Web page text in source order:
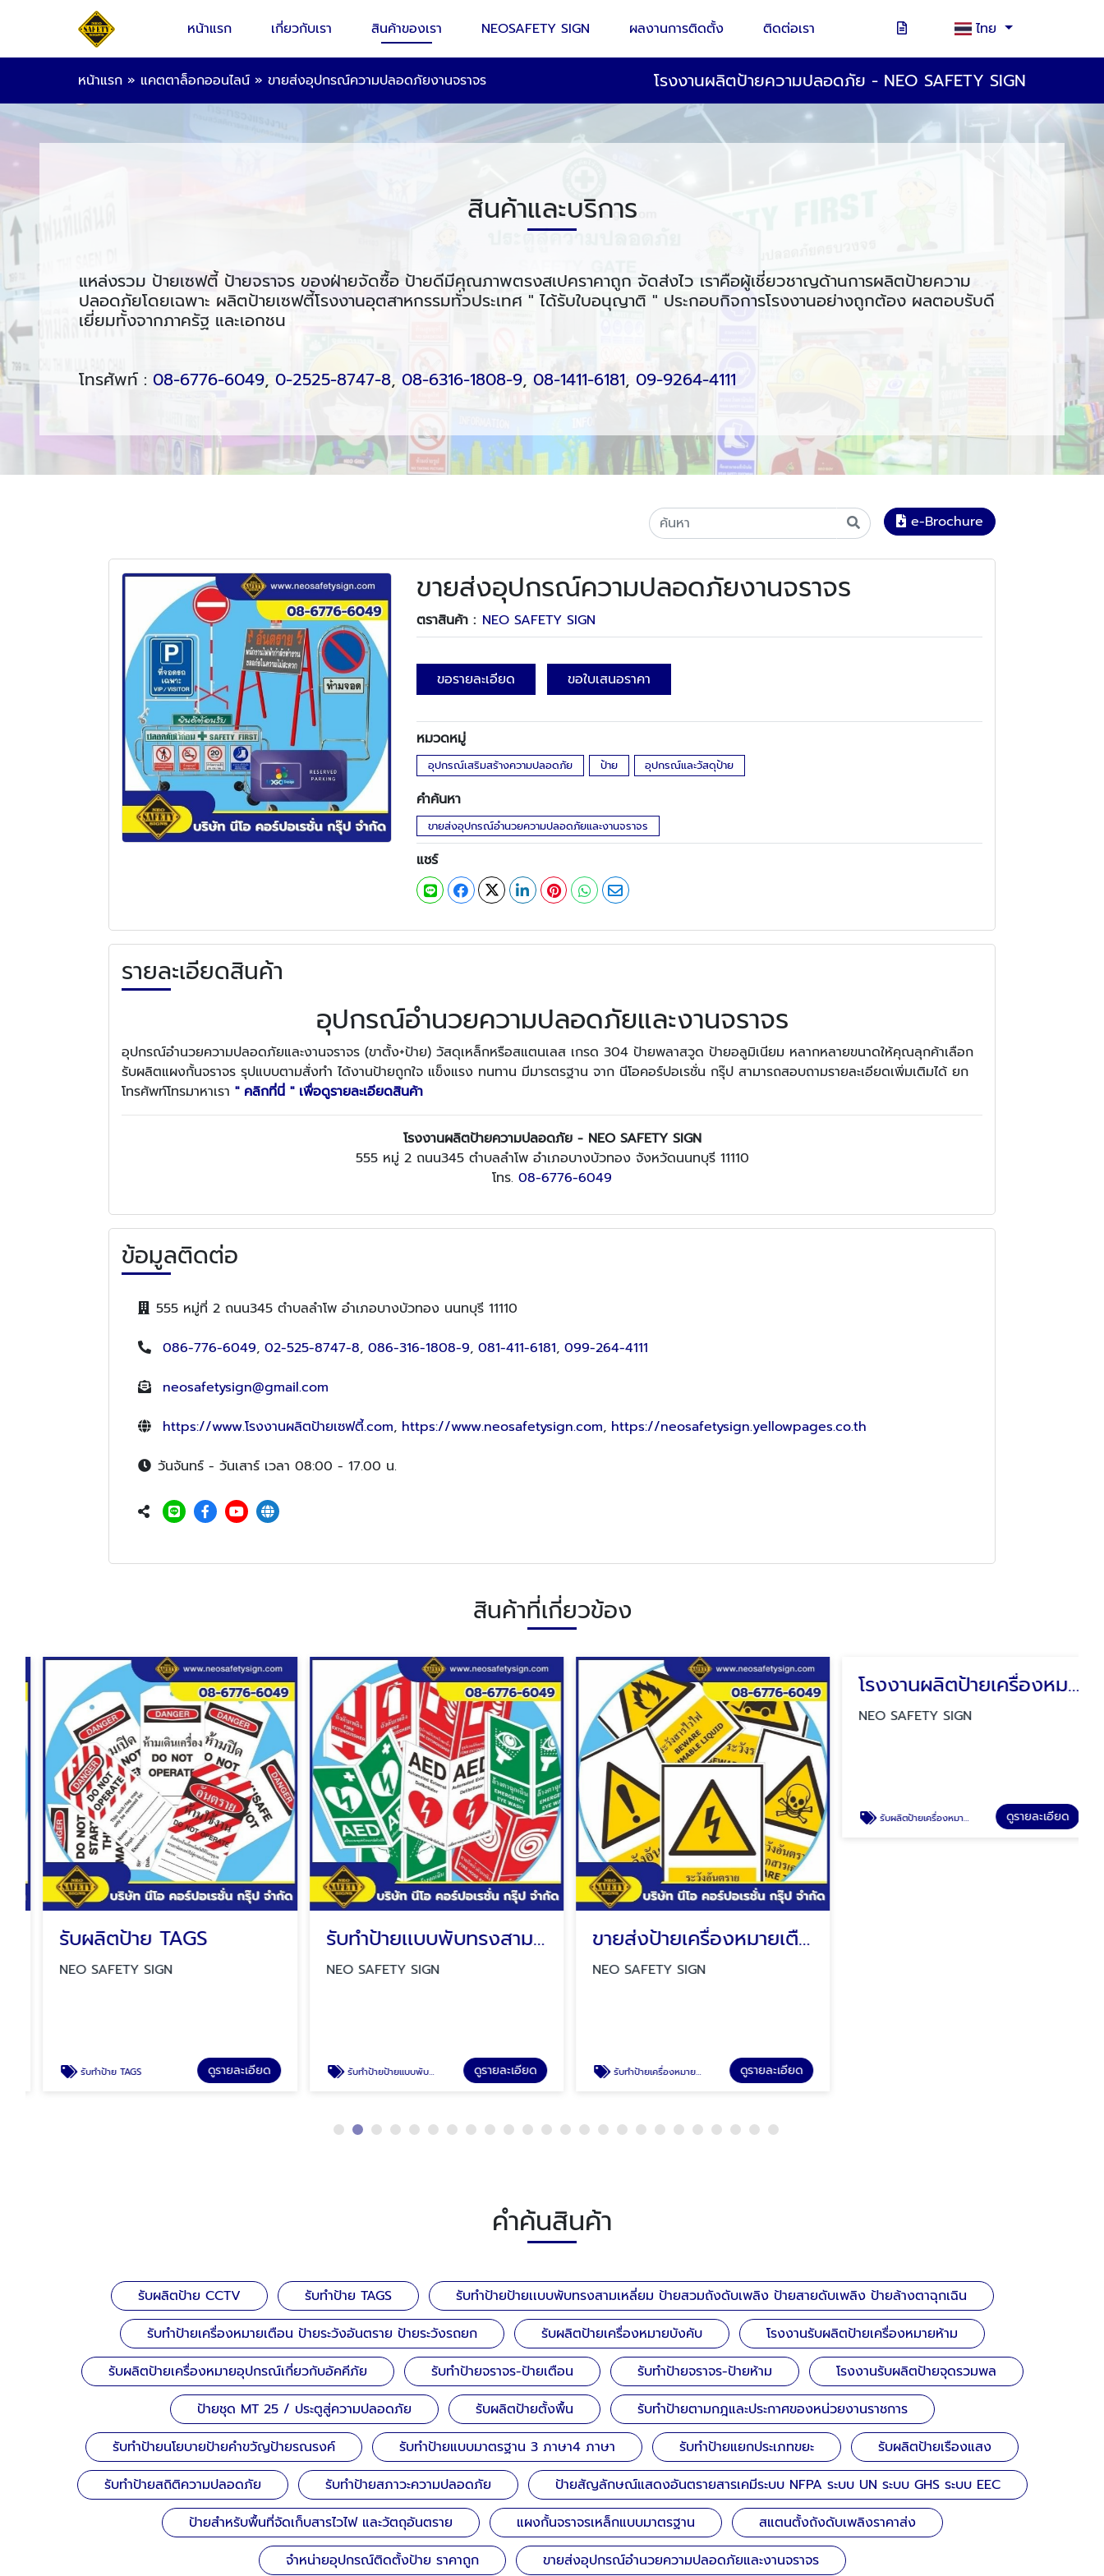
หน้าแรก เกี่ยวกับเรา สินค้าของเรา NEOSAFETY SIGN ผลงานการติดตั้ง ติดต่อเรา ไทย
หน้าแรก » แคตตาล็อกออนไลน์ » ขายส่งอุปกรณ์ความปลอดภัยงานจราจร โรงงานผลิตป้ายความปลอดภัย - NEO SAFETY SIGN
สินค้าและบริการ
แหล่งรวม ป้ายเซฟตี้ ป้ายจราจร ของฝ่ายจัดซื้อ ป้ายดีมีคุณภาพตรงสเปคราคาถูก จัดส่งไว เราคือผู้เชี่ยวชาญด้านการผลิตป้ายความ
ปลอดภัยโดยเฉพาะ ผลิตป้ายเซฟตี้โรงงานอุตสาหกรรมทั่วประเทศ " ได้รับใบอนุญาติ " ประกอบกิจการโรงงานอย่างถูกต้อง ผลตอบรับดี
เยี่ยมทั้งจากภาครัฐ และเอกชน
โทรศัพท์ : 08-6776-6049, 0-2525-8747-8, 08-6316-1808-9, 08-1411-6181, 09-9264-4111
e-Brochure
ขายส่งอุปกรณ์ความปลอดภัยงานจราจร
ตราสินค้า : NEO SAFETY SIGN
ขอรายละเอียด ขอใบเสนอราคา
หมวดหมู่
อุปกรณ์เสริมสร้างความปลอดภัย ป้าย อุปกรณ์และวัสดุป้าย
คำค้นหา
ขายส่งอุปกรณ์อำนวยความปลอดภัยและงานจราจร
แชร์
รายละเอียดสินค้า
อุปกรณ์อำนวยความปลอดภัยและงานจราจร
อุปกรณ์อำนวยความปลอดภัยและงานจราจร (ขาตั้ง+ป้าย) วัสดุเหล็กหรือสแตนเลส เกรด 304 ป้ายพลาสวูด ป้ายอลูมิเนียม หลากหลายขนาดให้คุณลุกค้าเลือก
รับผลิตแผงกั้นจราจร รุปแบบตามสั่งทำ ได้งานป้ายถูกใจ แข็งแรง ทนทาน มีมารตรฐาน จาก นีโอคอร์ปอเรชั่น กรุ๊ป สามารถสอบถามรายละเอียดเพิ่มเติมได้ ยก
โทรศัพท์โทรมาหาเรา " คลิกที่นี่ " เพื่อดูรายละเอียดสินค้า
โรงงานผลิตป้ายความปลอดภัย - NEO SAFETY SIGN
555 หมู่ 2 ถนน345 ตำบลลำโพ อำเภอบางบัวทอง จังหวัดนนทบุรี 11110
โทร. 08-6776-6049
ข้อมูลติดต่อ
555 หมู่ที่ 2 ถนน345 ตำบลลำโพ อำเภอบางบัวทอง นนทบุรี 11110
086-776-6049, 02-525-8747-8, 086-316-1808-9, 081-411-6181, 099-264-4111
neosafetysign@gmail.com
https://www.โรงงานผลิตป้ายเซฟตี้.com, https://www.neosafetysign.com, https://neosafetysign.yellowpages.co.th
วันจันทร์ - วันเสาร์ เวลา 08:00 - 17.00 น.
สินค้าที่เกี่ยวข้อง
รับผลิตป้าย TAGS
NEO SAFETY SIGN
รับทำป้าย TAGS ดูรายละเอียด
รับทำป้ายเเบบพับทรงสามเหลี่ยม
NEO SAFETY SIGN
รับทำป้ายป้ายเเบบพับทรงสามเหลี่ยม ป้ายสวมถังดับเพลิง ป้ายสายดับเพลิง ป้ายล้างตาฉุกเฉิน ดูรายละเอียด
ขายส่งป้ายเครื่องหมายเตือน
NEO SAFETY SIGN
รับทำป้ายเครื่องหมายเตือน ป้ายระวังอันตราย ป้ายระวังรถยก ดูรายละเอียด
คำค้นสินค้า
รับผลิตป้าย CCTV รับทำป้าย TAGS
รับทำป้ายป้ายเเบบพับทรงสามเหลี่ยม ป้ายสวมถังดับเพลิง ป้ายสายดับเพลิง ป้ายล้างตาฉุกเฉิน
รับทำป้ายเครื่องหมายเตือน ป้ายระวังอันตราย ป้ายระวังรถยก
รับผลิตป้ายเครื่องหมายบังคับ
โรงงานรับผลิตป้ายเครื่องหมายห้าม
รับผลิตป้ายเครื่องหมายอุปกรณ์เกี่ยวกับอัคคีภัย
รับทำป้ายจราจร-ป้ายเตือน รับทำป้ายจราจร-ป้ายห้าม
โรงงานรับผลิตป้ายจุดรวมพล
ป้ายชุด MT 25 / ประตูสู่ความปลอดภัย
รับผลิตป้ายตั้งพื้น
รับทำป้ายตามกฎและประกาศของหน่วยงานราชการ
รับทำป้ายนโยบายป้ายคำขวัญป้ายรณรงค์
รับทำป้ายแบบมาตรฐาน 3 ภาษา4 ภาษา รับทำป้ายแยกประเภทขยะ
รับผลิตป้ายเรืองแสง
รับทำป้ายสถิติความปลอดภัย
รับทำป้ายสภาวะความปลอดภัย
ป้ายสัญลักษณ์แสดงอันตรายสารเคมีระบบ NFPA ระบบ UN ระบบ GHS ระบบ EEC
ป้ายสำหรับพื้นที่จัดเก็บสารไวไฟ และวัตถุอันตราย
แผงกั้นจราจรเหล็กแบบมาตรฐาน
สแตนตั้งถังดับเพลิงราคาส่ง
จำหน่ายอุปกรณ์ติดตั้งป้าย ราคาถูก
ขายส่งอุปกรณ์อำนวยความปลอดภัยและงานจราจร